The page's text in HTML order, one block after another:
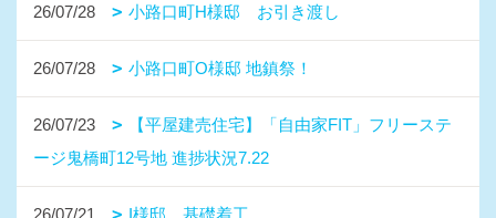
26/07/28 小路口町H様邸 お引き渡し
26/07/28 小路口町O様邸 地鎮祭！
26/07/23
【平屋建売住宅】「自由家FIT」フリーステ
ージ鬼橋町12号地 進捗状況7.22
26/07/21 I様邸 基礎着工